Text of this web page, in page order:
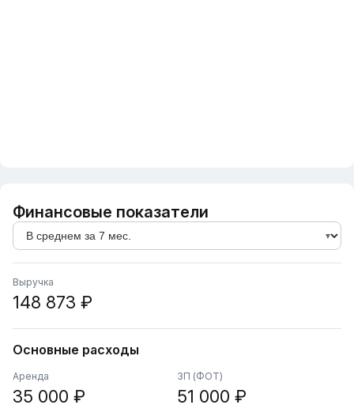
Финансовые показатели
Выручка
148 873 ₽
Основные расходы
Аренда
35 000 ₽
ЗП (ФОТ)
51 000 ₽